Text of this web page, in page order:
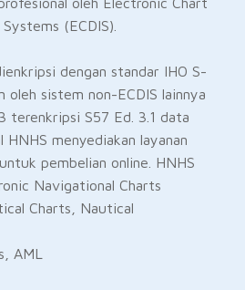
(ECDIS).
dengan standar IHO S-
oleh sistem non-ECDIS lainnya
terenkripsi S57 Ed. 3.1 data
HNHS menyediakan layanan
pembelian online. HNHS
Navigational Charts
Charts, Nautical
AML